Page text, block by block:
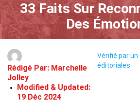
33 Faits Sur
Des
Rédigé Par: Marchelle
Jolley
Modified & Updated:
19 Déc 2024
Vérifié par un
éditoriales